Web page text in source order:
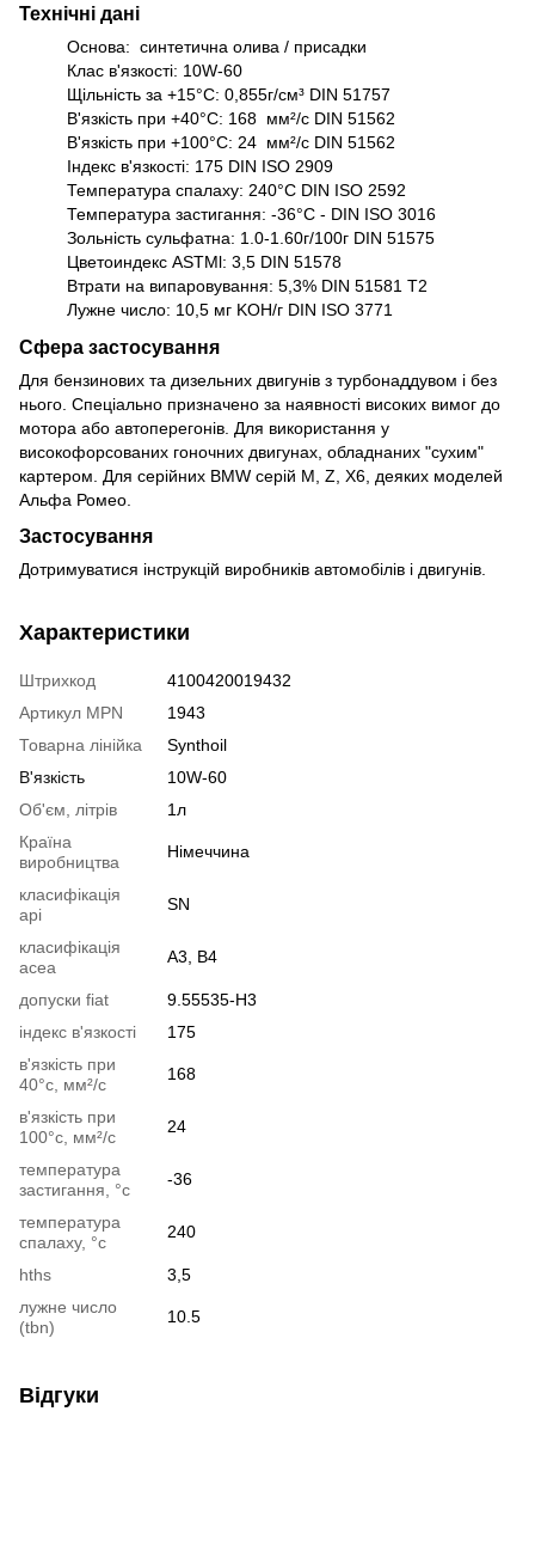
Технічні дані
Основа: синтетична олива / присадки
Клас в'язкості: 10W-60
Щільність за +15°C: 0,855г/см³ DIN 51757
В'язкість при +40°C: 168 мм²/с DIN 51562
В'язкість при +100°C: 24 мм²/с DIN 51562
Індекс в'язкості: 175 DIN ISO 2909
Температура спалаху: 240°C DIN ISO 2592
Температура застигання: -36°C - DIN ISO 3016
Зольність сульфатна: 1.0-1.60г/100г DIN 51575
Цветоиндекс ASTMl: 3,5 DIN 51578
Втрати на випаровування: 5,3% DIN 51581 T2
Лужне число: 10,5 мг KOH/г DIN ISO 3771
Сфера застосування
Для бензинових та дизельних двигунів з турбонаддувом і без
нього. Спеціально призначено за наявності високих вимог до
мотора або автоперегонів. Для використання у
високофорсованих гоночних двигунах, обладнаних "сухим"
картером. Для серійних BMW серій М, Z, X6, деяких моделей
Альфа Ромео.
Застосування
Дотримуватися інструкцій виробників автомобілів і двигунів.
Характеристики
Штрихкод
4100420019432
Артикул MPN
1943
Товарна лінійка
Synthoil
В'язкість
10W-60
Об'єм, літрів
1л
Країна
виробництва
Німеччина
класифікація
api
SN
класифікація
acea
A3, B4
допуски fiat
9.55535-H3
індекс в'язкості
175
в'язкість при
40°c, мм²/с
168
в'язкість при
100°c, мм²/с
24
температура
застигання, °c
-36
температура
спалаху, °c
240
hths
3,5
лужне число
(tbn)
10.5
Відгуки